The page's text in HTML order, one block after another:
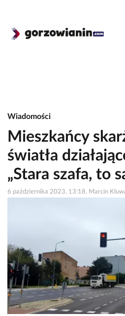
Wiadomości
Mieszkańcy
światła
„Stara szafa, to
6 października 2023, 13:18, Marcin